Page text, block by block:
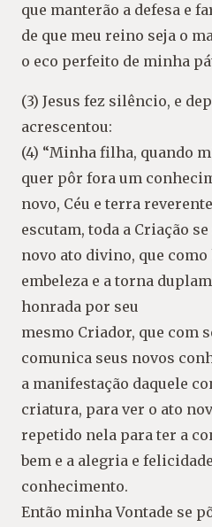
que manterão a defesa e
de que meu reino seja o
o eco perfeito de minha
(3) Jesus fez silêncio, e
acrescentou:
(4) “Minha filha, quando
quer pôr fora um
novo, Céu e terra
escutam, toda a Criação
novo ato divino, que
embeleza e a torna
honrada por seu
mesmo Criador, que com
comunica seus novos
a manifestação daquele
criatura, para ver o ato
repetido nela para ter a
bem e a alegria e
conhecimento.
Então minha Vontade se